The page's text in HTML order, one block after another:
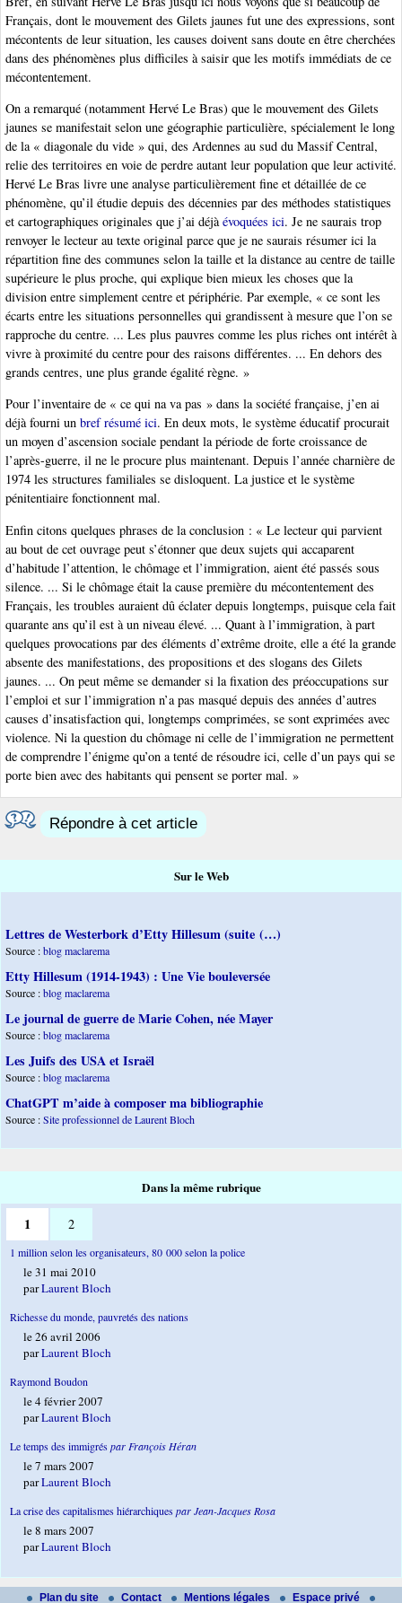
Français, dont le mouvement des Gilets jaunes fut une des expressions, sont
mécontents de leur situation, les causes doivent sans doute en être cherchées
dans des phénomènes plus difficiles à saisir que les motifs immédiats de ce
mécontentement.
On a remarqué (notamment Hervé Le Bras) que le mouvement des Gilets
jaunes se manifestait selon une géographie particulière, spécialement le long
de la « diagonale du vide » qui, des Ardennes au sud du Massif Central,
relie des territoires en voie de perdre autant leur population que leur activité.
Hervé Le Bras livre une analyse particulièrement fine et détaillée de ce
phénomène, qu’il étudie depuis des décennies par des méthodes statistiques
et cartographiques originales que j’ai déjàévoquées ici. Je ne saurais trop
renvoyer le lecteur au texte original parce que je ne saurais résumer ici la
répartition fine des communes selon la taille et la distance au centre de taille
supérieure le plus proche, qui explique bien mieux les choses que la
division entre simplement centre et périphérie. Par exemple, « ce sont les
écarts entre les situations personnelles qui grandissent à mesure que l’on se
rapproche du centre. ... Les plus pauvres comme les plus riches ont intérêt à
vivre à proximité du centre pour des raisons différentes. ... En dehors des
grands centres, une plus grande égalité règne. »
Pour l’inventaire de « ce qui na va pas » dans la société française, j’en ai
déjà fourni un bref résumé ici. En deux mots, le système éducatif procurait
un moyen d’ascension sociale pendant la période de forte croissance de
l’après-guerre, il ne le procure plus maintenant. Depuis l’année charnière de
1974 les structures familiales se disloquent. La justice et le système
pénitentiaire fonctionnent mal.
Enfin citons quelques phrases de la conclusion : « Le lecteur qui parvient
au bout de cet ouvrage peut s’étonner que deux sujets qui accaparent
d’habitude l’attention, le chômage et l’immigration, aient été passés sous
silence. ... Si le chômage était la cause première du mécontentement des
Français, les troubles auraient dû éclater depuis longtemps, puisque cela fait
quarante ans qu’il est à un niveau élevé. ... Quant à l’immigration, à part
quelques provocations par des éléments d’extrême droite, elle a été la grande
absente des manifestations, des propositions et des slogans des Gilets
jaunes. ... On peut même se demander si la fixation des préoccupations sur
l’emploi et sur l’immigration n’a pas masqué depuis des années d’autres
causes d’insatisfaction qui, longtemps comprimées, se sont exprimées avec
violence. Ni la question du chômage ni celle de l’immigration ne permettent
de comprendre l’énigme qu’on a tenté de résoudre ici, celle d’un pays qui se
porte bien avec des habitants qui pensent se porter mal. »
Répondre à cet article
Sur le Web
Lettres de Westerbork d’Etty Hillesum (suite (…)
Source :blog maclarema
Etty Hillesum (1914-1943) : Une Vie bouleversée
Source :blog maclarema
Le journal de guerre de Marie Cohen, née Mayer
Source :blog maclarema
Les Juifs des USA et Israël
Source :blog maclarema
ChatGPT m’aide à composer ma bibliographie
Source :Site professionnel de Laurent Bloch
Dans la même rubrique
1 2
1 million selon les organisateurs, 80 000 selon la police
le 31 mai 2010
parLaurent Bloch
Richesse du monde, pauvretés des nations
le 26 avril 2006
parLaurent Bloch
Raymond Boudon
le 4 février 2007
parLaurent Bloch
Le temps des immigréspar François Héran
le 7 mars 2007
parLaurent Bloch
La crise des capitalismes hiérarchiquespar Jean-Jacques Rosa
le 8 mars 2007
parLaurent Bloch
Plan du site Contact Mentions légales Espace privé